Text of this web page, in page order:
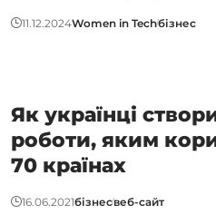
11.12.2024Women in Techбізнес
Як українці
роботи, яким
70 країнах
16.06.2021бізнесвеб-сайт